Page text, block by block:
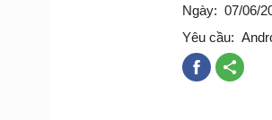
Ngày: 07/06/
Yêu cầu: